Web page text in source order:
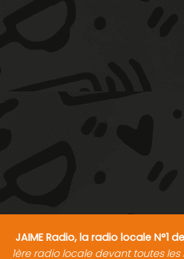
JAIME Radio, la radio locale N°1
1ère radio locale devant toutes